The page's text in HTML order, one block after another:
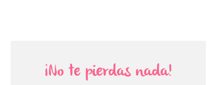
¡No te pierdas nada!